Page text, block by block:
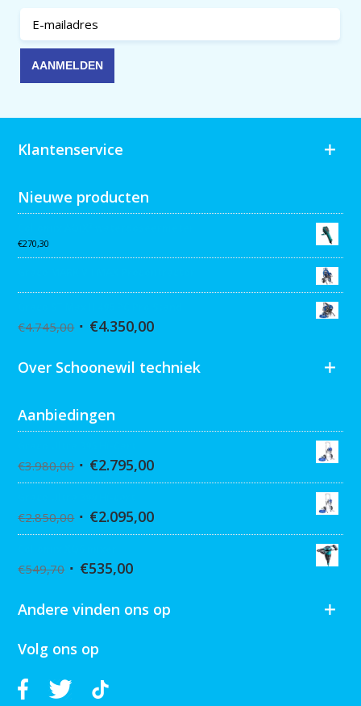
Klantenservice
Nieuwe producten
€270,30
€4.745,00 €4.350,00
Over Schoonewil techniek
Aanbiedingen
€3.980,00 €2.795,00
€2.850,00 €2.095,00
€549,70 €535,00
Andere vinden ons op
Volg ons op